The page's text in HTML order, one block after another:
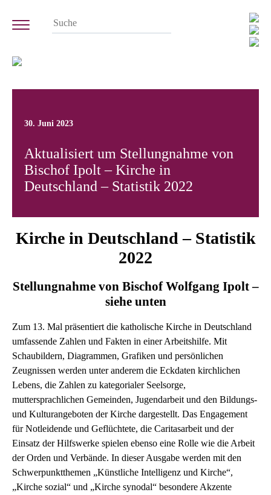
30. Juni 2023
Aktualisiert um Stellungnahme von
Bischof Ipolt – Kirche in
Deutschland – Statistik 2022
Kirche in Deutschland – Statistik
2022
Stellungnahme von Bischof Wolfgang Ipolt –
siehe unten
Zum 13. Mal präsentiert die katholische Kirche in Deutschland
umfassende Zahlen und Fakten in einer Arbeitshilfe. Mit
Schaubildern, Diagrammen, Grafiken und persönlichen
Zeugnissen werden unter anderem die Eckdaten kirchlichen
Lebens, die Zahlen zu kategorialer Seelsorge,
muttersprachlichen Gemeinden, Jugendarbeit und den Bildungs-
und Kulturangeboten der Kirche dargestellt. Das Engagement
für Notleidende und Geflüchtete, die Caritasarbeit und der
Einsatz der Hilfswerke spielen ebenso eine Rolle wie die Arbeit
der Orden und Verbände. In dieser Ausgabe werden mit den
Schwerpunktthemen „Künstliche Intelligenz und Kirche“,
„Kirche sozial“ und „Kirche synodal“ besondere Akzente